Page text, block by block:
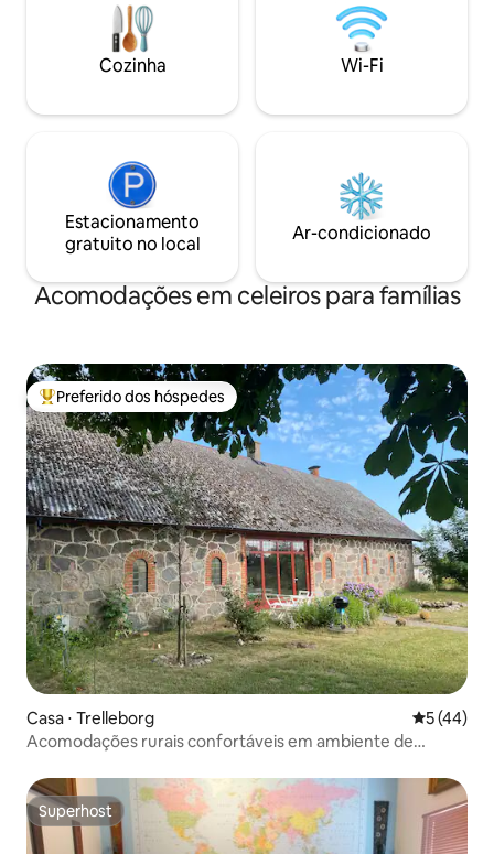
25 minutos de carro, a costa com
natação e surfe, bem como o centro da
cidade de Varberg fica a 20 minutos de
distância. Vários campos de golfe estão
Hundpensionat fica a poucos minutos de
com trilhas e
Muitas rotas de
estão nas
E45, o lugar é
Vendsyssel.
Cozinha Wi-Fi
Estacionamento
gratuito no local
Ar-condicionado
Acomodações em celeiros para famílias
Entre os melhores preferidos dos hóspedes
Preferido dos hóspedes
Casa ⋅ Trelleborg 5 de uma
5 (44)
Acomodações rurais confortáveis em ambiente de
Superhost
Superhost